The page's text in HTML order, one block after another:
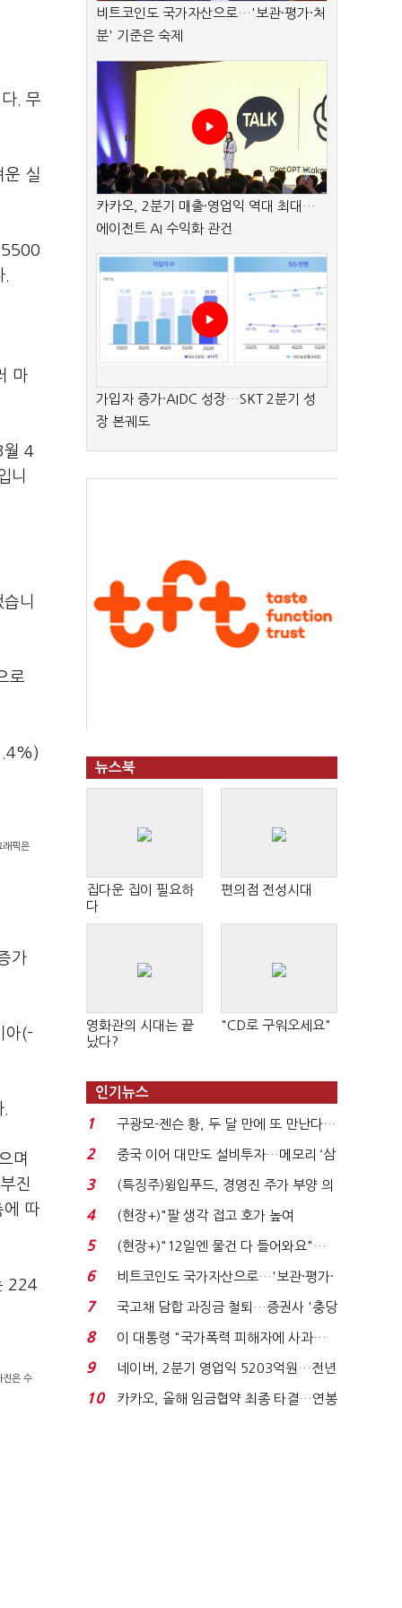
. 무
운 실
5500
마
월 4
니
니
로
픽은
가
아(-
며
진
에 따
224
은 수
비트코인도 국가자산으로…'보관·평가·처
분' 기준은 숙제
카카오, 2분기 매출·영업익 역대 최대…
에이전트 AI 수익화 관건
가입자 증가·AIDC 성장…SKT 2분기 성
장 본궤도
뉴스북
집다운 집이 필요하
다
편의점 전성시대
영화관의 시대는 끝
났다?
"CD로 구워오세요"
인기뉴스
1
구광모-젠슨 황, 두 달 만에 또 만난다…
로봇·AI 등 논...
2
중국 이어 대만도 설비투자…메모리 ‘삼
국전쟁’
3
(특징주)윙입푸드, 경영진 주가 부양 의
지에 상한가...
4
(현장+)"팔 생각 접고 호가 높여
요"…'덜 똘똘한 한 채' 20...
5
(현장+)"12일엔 물건 다 들어와요"…
빈 매대 채우며 문 연 ...
6
비트코인도 국가자산으로…'보관·평가·
처분' 기준은 ...
7
국고채 담합 과징금 철퇴…증권사 '충당
금 폭탄' 우려...
8
이 대통령 "국가폭력 피해자에 사과…
적극적 조사로 진...
9
네이버, 2분기 영업익 5203억원…전년
비 0.2% 감소...
10
카카오, 올해 임금협약 최종 타결…연봉